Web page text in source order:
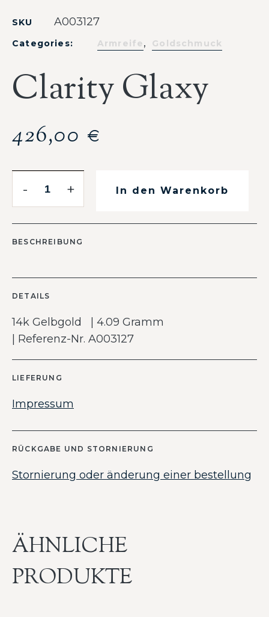
SKU A003127
Categories: Armreife, Goldschmuck
Clarity Glaxy
426,00 €
- + In den Warenkorb
BESCHREIBUNG
DETAILS
14k Gelbgold | 4.09 Gramm
| Referenz-Nr. A003127
LIEFERUNG
Impressum
RÜCKGABE UND STORNIERUNG
Stornierung oder änderung einer bestellung
ÄHNLICHE
PRODUKTE